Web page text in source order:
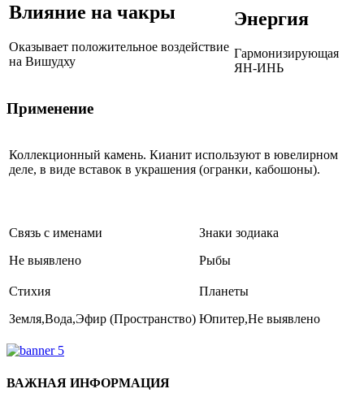
Влияние на чакры
Оказывает положительное воздействие
на Вишудху
Энергия
Гармонизирующая
ЯН-ИНЬ
Применение
Коллекционный камень. Кианит используют в ювелирном
деле, в виде вставок в украшения (огранки, кабошоны).
Связь с именами
Не выявлено
Знаки зодиака
Рыбы
Стихия
Земля,Вода,Эфир (Пространство)
Планеты
Юпитер,Не выявлено
ВАЖНАЯ ИНФОРМАЦИЯ